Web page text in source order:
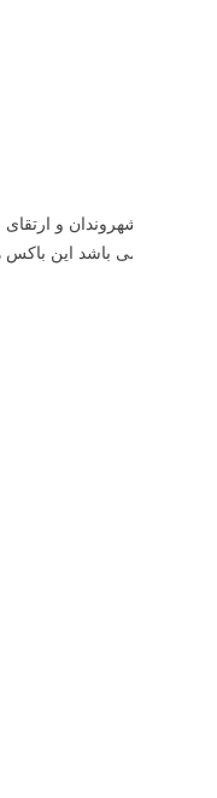
به شهروندان و
شایان ذکر می باشد این